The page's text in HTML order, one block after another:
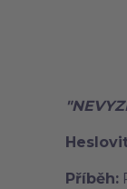
Příběh: